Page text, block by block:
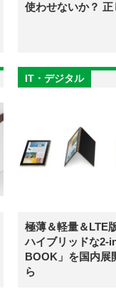
使わせないか？ 正
IT・デジタル
極薄＆軽量＆LTE
ハイブリッドな2-
BOOK」を国内展
ら